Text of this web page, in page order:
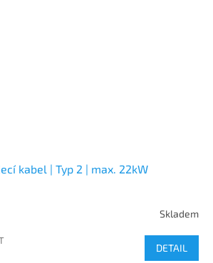
kabel | Typ 2 | max. 22kW
Skladem
DETAIL